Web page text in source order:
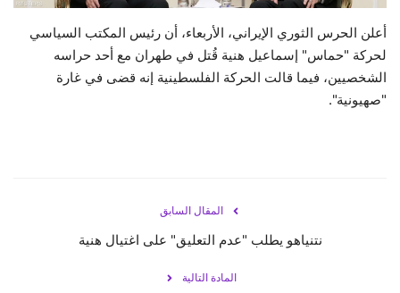
أعلن الحرس الثوري الإيراني، الأربعاء، أن رئيس المكتب السياسي
لحركة "حماس" إسماعيل هنية قُتل في طهران مع أحد حراسه
الشخصيين، فيما قالت الحركة الفلسطينية إنه قضى في غارة
"صهيونية".
المقال السابق
نتنياهو يطلب "عدم التعليق" على اغتيال هنية
المادة التالية